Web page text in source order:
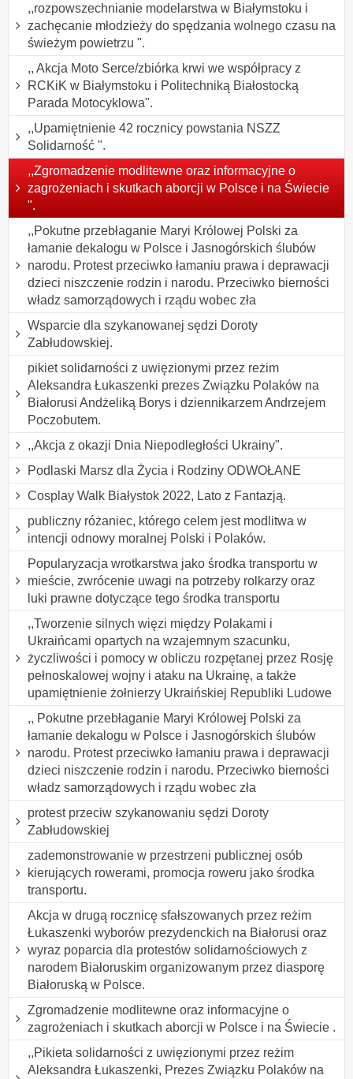
,,rozpowszechnianie modelarstwa w Białymstoku i
zachęcanie młodzieży do spędzania wolnego czasu na
świeżym powietrzu ".
,, Akcja Moto Serce/zbiórka krwi we współpracy z
RCKiK w Białymstoku i Politechniką Białostocką
Parada Motocyklowa".
,,Upamiętnienie 42 rocznicy powstania NSZZ
Solidarność ".
,,Zgromadzenie modlitewne oraz informacyjne o
zagrożeniach i skutkach aborcji w Polsce i na Świecie
".
,,Pokutne przebłaganie Maryi Królowej Polski za
łamanie dekalogu w Polsce i Jasnogórskich ślubów
narodu. Protest przeciwko łamaniu prawa i deprawacji
dzieci niszczenie rodzin i narodu. Przeciwko bierności
władz samorządowych i rządu wobec zła
Wsparcie dla szykanowanej sędzi Doroty
Zabłudowskiej.
pikiet solidarności z uwięzionymi przez reżim
Aleksandra Łukaszenki prezes Związku Polaków na
Białorusi Andżeliką Borys i dziennikarzem Andrzejem
Poczobutem.
,,Akcja z okazji Dnia Niepodległości Ukrainy".
Podlaski Marsz dla Życia i Rodziny ODWOŁANE
Cosplay Walk Białystok 2022, Lato z Fantazją.
publiczny różaniec, którego celem jest modlitwa w
intencji odnowy moralnej Polski i Polaków.
Popularyzacja wrotkarstwa jako środka transportu w
mieście, zwrócenie uwagi na potrzeby rolkarzy oraz
luki prawne dotyczące tego środka transportu
,,Tworzenie silnych więzi między Polakami i
Ukraińcami opartych na wzajemnym szacunku,
życzliwości i pomocy w obliczu rozpętanej przez Rosję
pełnoskalowej wojny i ataku na Ukrainę, a także
upamiętnienie żołnierzy Ukraińskiej Republiki Ludowe
,, Pokutne przebłaganie Maryi Królowej Polski za
łamanie dekalogu w Polsce i Jasnogórskich ślubów
narodu. Protest przeciwko łamaniu prawa i deprawacji
dzieci niszczenie rodzin i narodu. Przeciwko bierności
władz samorządowych i rządu wobec zła
protest przeciw szykanowaniu sędzi Doroty
Zabłudowskiej
zademonstrowanie w przestrzeni publicznej osób
kierujących rowerami, promocja roweru jako środka
transportu.
Akcja w drugą rocznicę sfałszowanych przez reżim
Łukaszenki wyborów prezydenckich na Białorusi oraz
wyraz poparcia dla protestów solidarnościowych z
narodem Białoruskim organizowanym przez diasporę
Białoruską w Polsce.
Zgromadzenie modlitewne oraz informacyjne o
zagrożeniach i skutkach aborcji w Polsce i na Świecie .
,,Pikieta solidarności z uwięzionymi przez reżim
Aleksandra Łukaszenki, Prezes Związku Polaków na